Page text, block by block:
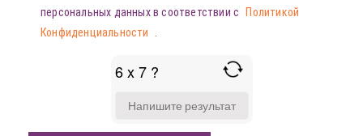
персональных данных в соответствии с
Политикой
Конфиденциальности
6 x 7 ?
FOR